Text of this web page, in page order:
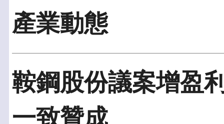
產業動態
鞍鋼股份議案增盈
一致贊成